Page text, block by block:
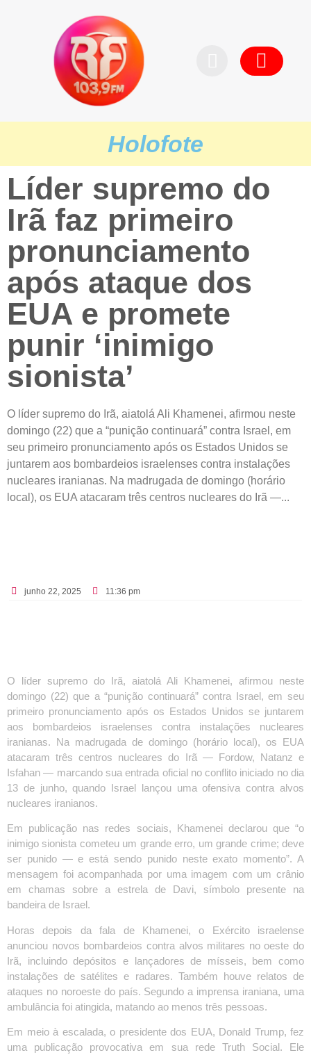
Holofote
Líder supremo do
Irã faz primeiro
pronunciamento
após ataque dos
EUA e promete
punir ‘inimigo
sionista’
O líder supremo do Irã, aiatolá Ali Khamenei, afirmou neste
domingo (22) que a “punição continuará” contra Israel, em
seu primeiro pronunciamento após os Estados Unidos se
juntarem aos bombardeios israelenses contra instalações
nucleares iranianas. Na madrugada de domingo (horário
local), os EUA atacaram três centros nucleares do Irã —...
junho 22, 2025 11:36 pm
O líder supremo do Irã, aiatolá Ali Khamenei, afirmou neste
domingo (22) que a “punição continuará” contra Israel, em seu
primeiro pronunciamento após os Estados Unidos se juntarem
aos bombardeios israelenses contra instalações nucleares
iranianas. Na madrugada de domingo (horário local), os EUA
atacaram três centros nucleares do Irã — Fordow, Natanz e
Isfahan — marcando sua entrada oficial no conflito iniciado no dia
13 de junho, quando Israel lançou uma ofensiva contra alvos
nucleares iranianos.
Em publicação nas redes sociais, Khamenei declarou que “o
inimigo sionista cometeu um grande erro, um grande crime; deve
ser punido — e está sendo punido neste exato momento”. A
mensagem foi acompanhada por uma imagem com um crânio
em chamas sobre a estrela de Davi, símbolo presente na
bandeira de Israel.
Horas depois da fala de Khamenei, o Exército israelense
anunciou novos bombardeios contra alvos militares no oeste do
Irã, incluindo depósitos e lançadores de mísseis, bem como
instalações de satélites e radares. Também houve relatos de
ataques no noroeste do país. Segundo a imprensa iraniana, uma
ambulância foi atingida, matando ao menos três pessoas.
Em meio à escalada, o presidente dos EUA, Donald Trump, fez
uma publicação provocativa em sua rede Truth Social. Ele